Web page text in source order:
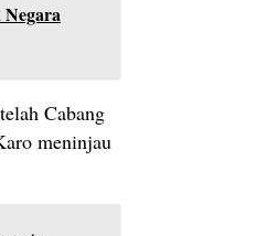
Negara
Cabang
meninjau